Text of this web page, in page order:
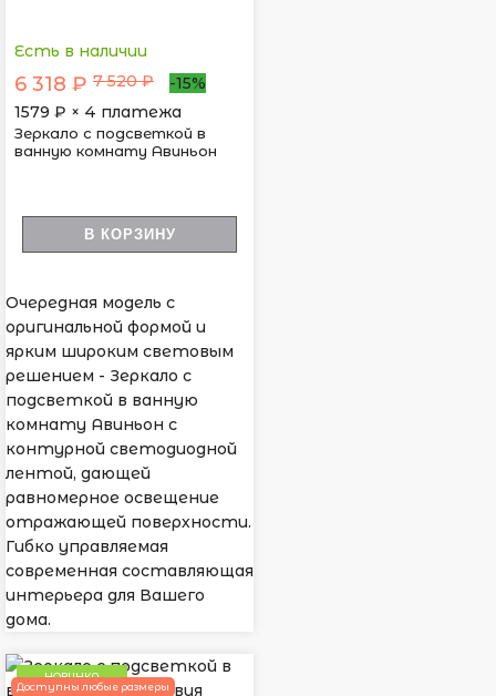
Есть в наличии
6 318 ₽ 7 520 ₽
-15%
1579 ₽ × 4 платежа
Зеркало с подсветкой в
ванную комнату Авиньон
В КОРЗИНУ
Очередная модель с
оригинальной формой и
ярким широким световым
решением - Зеркало с
подсветкой в ванную
комнату Авиньон с
контурной светодиодной
лентой, дающей
равномерное освещение
отражающей поверхности.
Гибко управляемая
современная составляющая
интерьера для Вашего
дома.
НОВИНКА
Доступны любые размеры